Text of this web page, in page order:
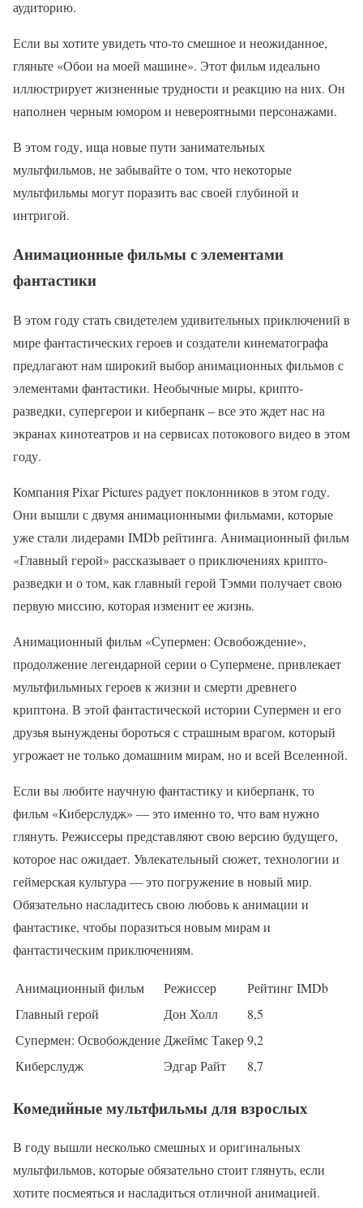
аудиторию.
Если вы хотите увидеть что-то смешное и неожиданное,
гляньте «Обои на моей машине». Этот фильм идеально
иллюстрирует жизненные трудности и реакцию на них. Он
наполнен черным юмором и невероятными персонажами.
В этом году, ища новые пути занимательных
мультфильмов, не забывайте о том, что некоторые
мультфильмы могут поразить вас своей глубиной и
интригой.
Анимационные фильмы с элементами
фантастики
В этом году стать свидетелем удивительных приключений в
мире фантастических героев и создатели кинематографа
предлагают нам широкий выбор анимационных фильмов с
элементами фантастики. Необычные миры, крипто-
разведки, супергерои и киберпанк – все это ждет нас на
экранах кинотеатров и на сервисах потокового видео в этом
году.
Компания Pixar Pictures радует поклонников в этом году.
Они вышли с двумя анимационными фильмами, которые
уже стали лидерами IMDb рейтинга. Анимационный фильм
«Главный герой» рассказывает о приключениях крипто-
разведки и о том, как главный герой Тэмми получает свою
первую миссию, которая изменит ее жизнь.
Анимационный фильм «Супермен: Освобождение»,
продолжение легендарной серии о Супермене, привлекает
мультфильмных героев к жизни и смерти древнего
криптона. В этой фантастической истории Супермен и его
друзья вынуждены бороться с страшным врагом, который
угрожает не только домашним мирам, но и всей Вселенной.
Если вы любите научную фантастику и киберпанк, то
фильм «Киберслудж» — это именно то, что вам нужно
глянуть. Режиссеры представляют свою версию будущего,
которое нас ожидает. Увлекательный сюжет, технологии и
геймерская культура — это погружение в новый мир.
Обязательно насладитесь свою любовь к анимации и
фантастике, чтобы поразиться новым мирам и
фантастическим приключениям.
Анимационный фильм Режиссер
Рейтинг IMDb
Главный герой
Дон Холл
8,5
Супермен: Освобождение Джеймс Такер9,2
Киберслудж
Эдгар Райт 8,7
Комедийные мультфильмы для взрослых
В году вышли несколько смешных и оригинальных
мультфильмов, которые обязательно стоит глянуть, если
хотите посмеяться и насладиться отличной анимацией.